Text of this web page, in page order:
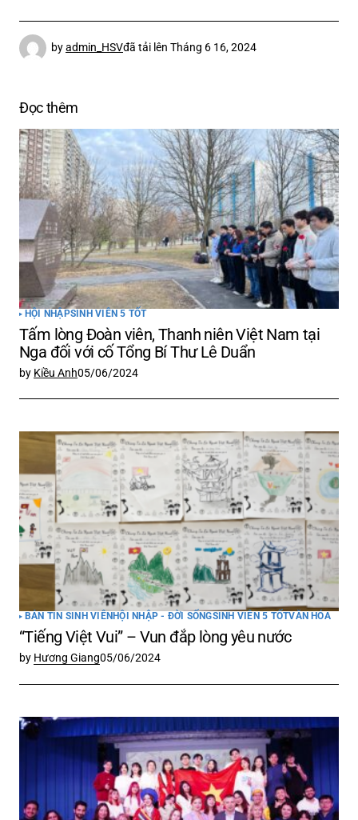
byadmin_HSVđã tải lên Tháng 6 16, 2024
Đọc thêm
HỘI NHẬPSINH VIÊN 5 TỐT
Tấm lòng Đoàn viên, Thanh niên Việt Nam tại
Nga đối với cố Tổng Bí Thư Lê Duẩn
by Kiều Anh05/06/2024
BẢN TIN SINH VIÊN HỘI NHẬP - ĐỜI SỐNGSINH VIÊN 5 TỐTVĂN HÓA
“Tiếng Việt Vui” – Vun đắp lòng yêu nước
by Hương Giang05/06/2024